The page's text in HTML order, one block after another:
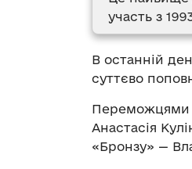
участь з
В останній
суттєво
Переможцями
Анастасія
«Бронзу» —